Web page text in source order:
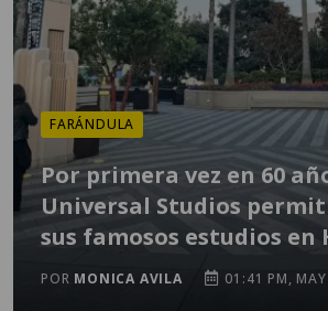
FARÁNDULA
Por primera vez en 60
Universal Studios
sus famosos estudios en
POR MONICA AVILA 01:41 PM,